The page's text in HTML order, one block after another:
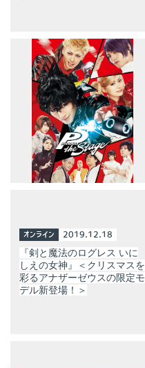
オンライン 2019.12.18
『剣と魔法のログレス いに
しえの女神』＜クリスマスを
彩るアナザーゼウスの限定モ
デル新登場！＞